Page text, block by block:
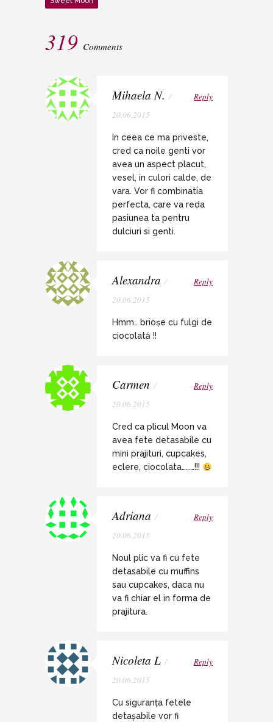
319 Comments
Mihaela N. /
20.06.2015
Reply
In ceea ce ma priveste,
cred ca noile genti vor
avea un aspect placut,
vesel, in culori calde, de
vara. Vor fi combinatia
perfecta, care va reda
pasiunea ta pentru
dulciuri si genti.
Alexandra /
20.06.2015
Reply
Hmm.. brioșe cu fulgi de
ciocolată !!
Carmen /
20.06.2015
Reply
Cred ca plicul Moon va
avea fete detasabile cu
mini prajituri, cupcakes,
eclere, ciocolata………!!!
Adriana /
20.06.2015
Reply
Noul plic va fi cu fete
detasabile cu muffins
sau cupcakes, daca nu
va fi chiar el in forma de
prajitura.
Nicoleta L /
20.06.2015
Reply
Cu siguranța fetele
detașabile vor fi